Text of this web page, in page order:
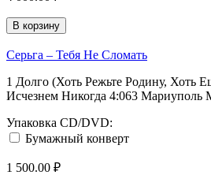
В корзину
Серьга ‎– Тебя Не Сломать
1 Долго (Хоть Режьте Родину, Хоть
Исчезнем Никогда 4:063 Мариуполь
Упаковка CD/DVD:
Бумажный конверт
1 500.00 ₽